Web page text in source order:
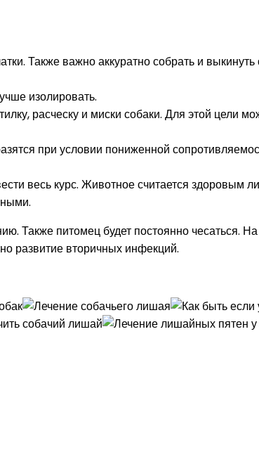
Также важно аккуратно собрать и
изолировать.
расческу и миски собаки. Для этой цели
при условии пониженной
весь курс. Животное считается здоровым
Также питомец будет постоянно чесаться.
развитие вторичных инфекций.